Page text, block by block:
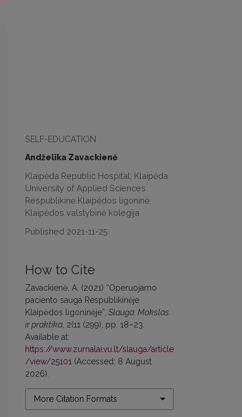
SELF-EDUCATION
Andželika Zavackienė
Klaipėda Republic Hospital; Klaipėda
University of Applied Sciences
Respublikinė Klaipėdos ligoninė;
Klaipėdos valstybinė kolegija
Published 2021-11-25
How to Cite
Zavackienė, A. (2021) “Operuojamo
paciento sauga Respublikinėje
Klaipėdos ligoninėje”, Slauga. Mokslas
ir praktika , 2(11 (299), pp. 18–23.
Available at:
https://www.zurnalai.vu.lt/slauga/article
/view/25101 (Accessed: 8 August
2026).
More Citation Formats